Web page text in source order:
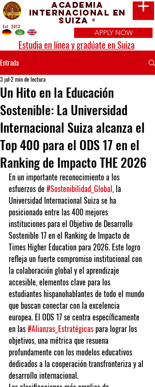
Academia
Internacional en
Suiza ®
APPLY NOW
Estudia en línea y gradúate en Suiza
Est. 2013
Entrada
Un Hito en la Educación
Sostenible: La Universidad
Internacional Suiza alcanza el
Top 400 para el ODS 17 en el
Ranking de Impacto THE 2026
3 jul2 min de lectura
En un importante reconocimiento a los
esfuerzos de #Sostenibilidad_Global, la
Universidad Internacional Suiza se ha
posicionado entre las 400 mejores
instituciones para el Objetivo de Desarrollo
Sostenible 17 en el Ranking de Impacto de
Times Higher Education para 2026. Este logro
refleja un fuerte compromiso institucional con
la colaboración global y el aprendizaje
accesible, elementos clave para los
estudiantes hispanohablantes de todo el mundo
que buscan conectar con la excelencia
europea. El ODS 17 se centra específicamente
en las #Alianzas_Estratégicas para lograr los
objetivos, una métrica que resuena
profundamente con los modelos educativos
dedicados a la cooperación transfronteriza y al
desarrollo internacional.